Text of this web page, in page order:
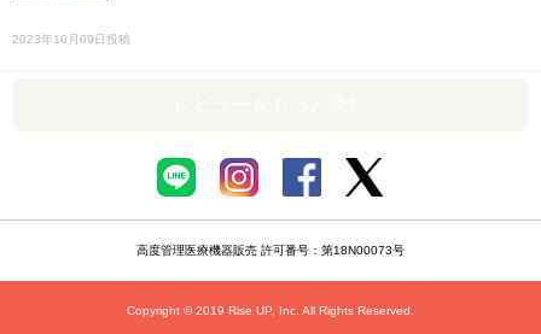
2023年10月09日投稿
高度管理医療機器販売 許可番号：第18N00073号
Copyright © 2019 Rise UP, Inc. All Rights Reserved.